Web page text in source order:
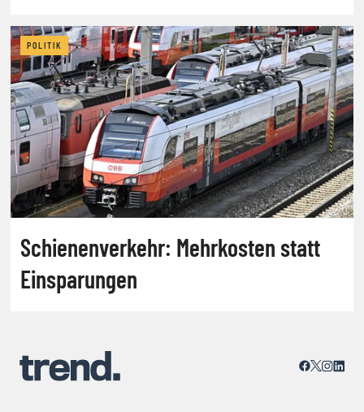
POLITIK
Schienenverkehr: Mehrkosten statt
Einsparungen